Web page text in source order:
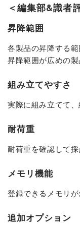
＜編集部&識者
昇降範囲
各製品の昇降する
昇降範囲が広めの製
組み立てやすさ
実際に組み立てて
耐荷重
耐荷重を確認して採
メモリ機能
登録できるメモリが
追加オプション